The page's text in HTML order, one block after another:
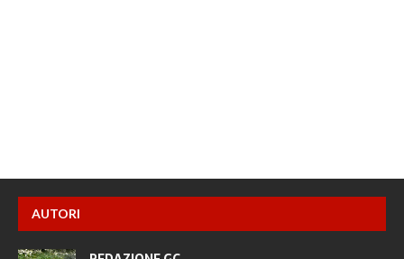
AUTORI